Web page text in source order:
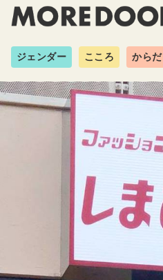
ジェンダー こころ からだ